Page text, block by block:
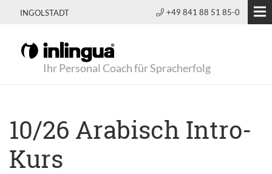
INGOLSTADT +49 841 88 51 85-0
Ihr Personal Coach für Spracherfolg
10/26 Arabisch Intro-
Kurs